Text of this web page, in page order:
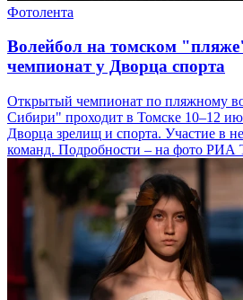
Фотолента
Волейбол на томском
чемпионат у Дворца спорта
Открытый чемпионат по пляжному
Сибири" проходит в Томске 10–12
Дворца зрелищ и спорта. Участие в
команд. Подробности – на фото РИА